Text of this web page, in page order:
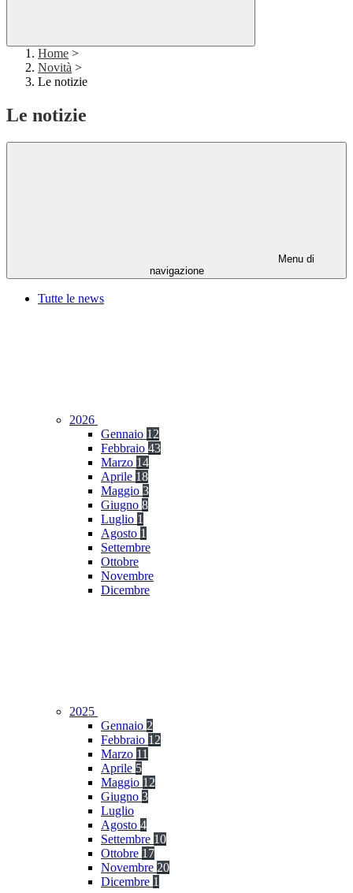
Home >
Novità >
Le notizie
Le notizie
Menu di
navigazione
Tutte le news
2026
Gennaio 12
Febbraio 43
Marzo 14
Aprile 18
Maggio 3
Giugno 8
Luglio 1
Agosto 1
Settembre
Ottobre
Novembre
Dicembre
2025
Gennaio 2
Febbraio 12
Marzo 11
Aprile 5
Maggio 12
Giugno 3
Luglio
Agosto 4
Settembre 10
Ottobre 17
Novembre 20
Dicembre 1